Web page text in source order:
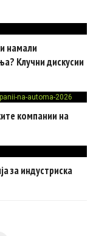
намали
Клучни дискусии
компании на
за индустриска